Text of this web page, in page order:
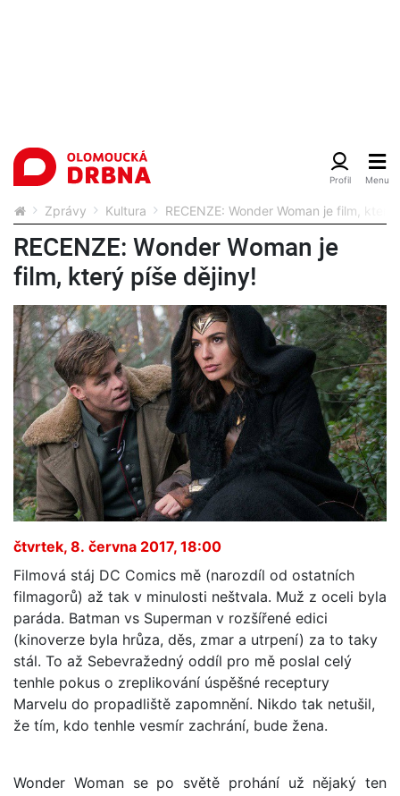
Zprávy Kultura RECENZE: Wonder Woman je film,
RECENZE: Wonder Woman je
film, který píše dějiny!
čtvrtek, 8. června 2017, 18:00
Filmová stáj DC Comics mě (narozdíl od ostatních
filmagorů) až tak v minulosti neštvala. Muž z oceli byla
paráda. Batman vs Superman v rozšířené edici
(kinoverze byla hrůza, děs, zmar a utrpení) za to taky
stál. To až Sebevražedný oddíl pro mě poslal celý
tenhle pokus o zreplikování úspěšné receptury
Marvelu do propadliště zapomnění. Nikdo tak netušil,
že tím, kdo tenhle vesmír zachrání, bude žena.
Wonder Woman se po světě prohání už nějaký ten